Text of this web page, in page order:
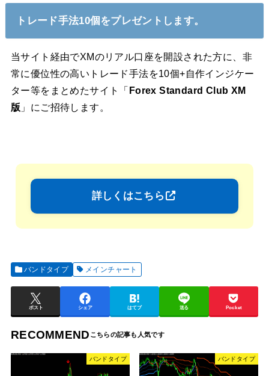
トレード手法10個をプレゼントします。
当サイト経由でXMのリアル口座を開設された方に、非
常に優位性の高いトレード手法を10個+自作インジケー
ター等をまとめたサイト「 Forex Standard Club XM
版 」にご招待します。
詳しくはこちら
バンドタイプ メインチャート
ポスト シェア はてブ 送る Pocket
RECOMMEND
バンドタイプ バンドタイプ